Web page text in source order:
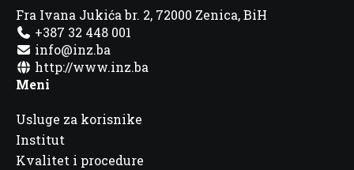
Fra Ivana Jukića br. 2, 72000 Zenica, BiH
+387 32 448 001
info@inz.ba
http://www.inz.ba
Meni
Usluge za korisnike
Institut
Kvalitet i procedure